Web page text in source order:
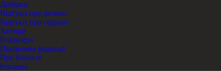
Добірки
Відгуки про фільми
Відгуки про серіали
Актори
Режисери
Підтримка редакції
Про kinowar
Реклама